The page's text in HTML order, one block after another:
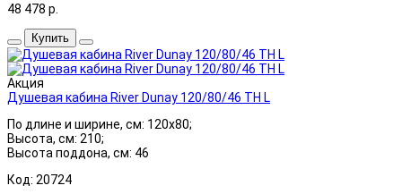
48 478 р.
Купить
Акция
Душевая кабина River Dunay 120/80/46 ТН L
По длине и ширине, см: 120x80;
Высота, см: 210;
Высота поддона, см: 46
Код: 20724